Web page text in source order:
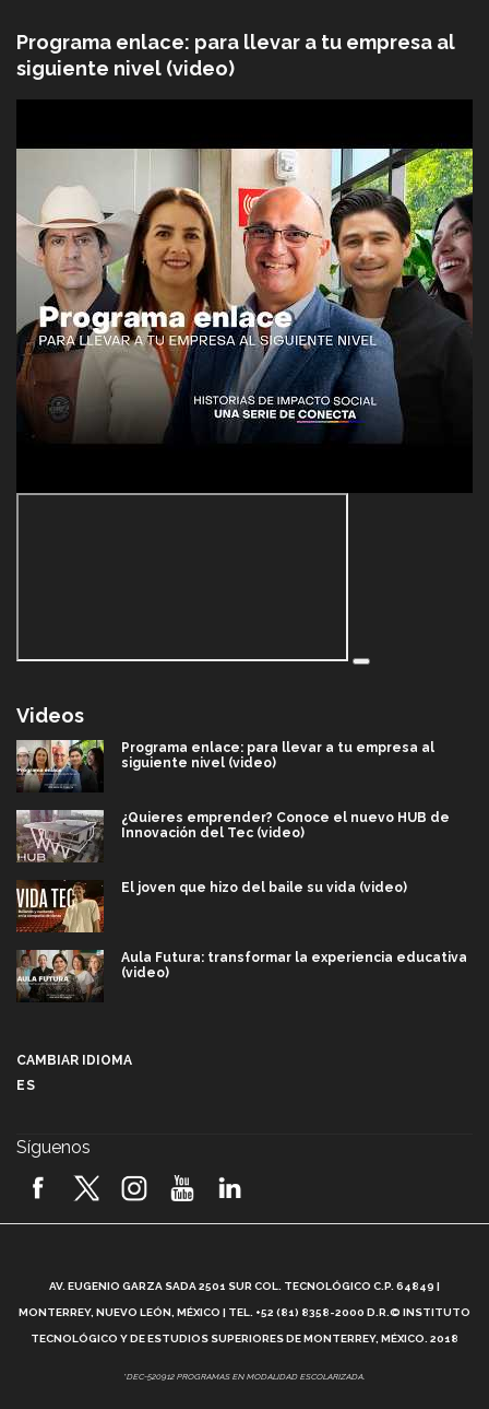
Programa enlace: para llevar a tu empresa al
siguiente nivel (video)
Videos
Programa enlace: para llevar a tu empresa al
siguiente nivel (video)
¿Quieres emprender? Conoce el nuevo HUB de
Innovación del Tec (video)
El joven que hizo del baile su vida (video)
Aula Futura: transformar la experiencia educativa
(video)
2026! (video)
¿Cómo es el Modelo Educativo Tec? (video)
Vida Tec: Feminismo e Inteligencia Artificial, Paola
CAMBIAR IDIOMA
ES
Síguenos
AV. EUGENIO GARZA SADA 2501 SUR COL. TECNOLÓGICO C.P. 64849 |
MONTERREY, NUEVO LEÓN, MÉXICO | TEL. +52 (81) 8358-2000 D.R.© INSTITUTO
TECNOLÓGICO Y DE ESTUDIOS SUPERIORES DE MONTERREY, MÉXICO. 2018
*DEC-520912 PROGRAMAS EN MODALIDAD ESCOLARIZADA.